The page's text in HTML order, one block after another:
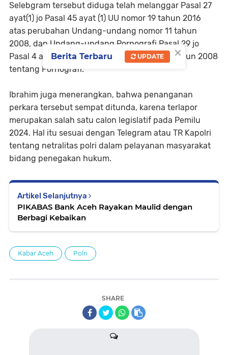
Selebgram tersebut diduga telah melanggar Pasal 27
ayat(1) jo Pasal 45 ayat (1) UU nomor 19 tahun 2016
atas perubahan Undang-undang nomor 11 tahun
2008, dan Undang-undang Pornografi Pasal 29 jo
Pasal 4 ayat (1) Undang-undang nomor 44 tahun 2008
tentang Pornografi.
Ibrahim juga menerangkan, bahwa penanganan
perkara tersebut sempat ditunda, karena terlapor
merupakan salah satu calon legislatif pada Pemilu
2024. Hal itu sesuai dengan Telegram atau TR Kapolri
tentang netralitas polri dalam pelayanan masyarakat
bidang penegakan hukum.
Artikel Selanjutnya
PIKABAS Bank Aceh Rayakan Maulid dengan
Berbagi Kebaikan
Kabar Aceh Polri
SHARE
×
Berita Terbaru UPDATE